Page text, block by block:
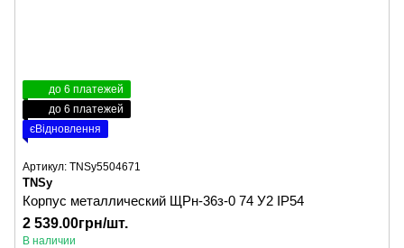
до 6 платежей
до 6 платежей
єВідновлення
Артикул: TNSy5504671
TNSy
Корпус металлический ЩРн-36з-0 74 У2 IP54
2 539.00грн/шт.
В наличии